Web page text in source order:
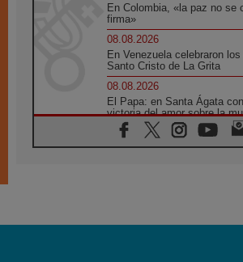
En Colombia, «la paz no se
firma»
08.08.2026
En Venezuela celebraron los
Santo Cristo de La Grita
08.08.2026
El Papa: en Santa Ágata
victoria del amor sobre la
08.08.2026
León XIV visitará el
07.08.2026